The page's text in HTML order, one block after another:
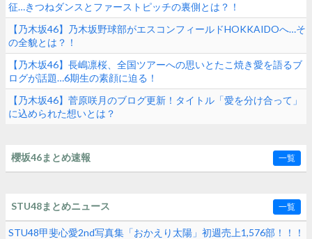
征…きつねダンスとファーストピッチの裏側とは？！
【乃木坂46】乃木坂野球部がエスコンフィールドHOKKAIDOへ…そ
の全貌とは？！
【乃木坂46】長嶋凛桜、全国ツアーへの思いとたこ焼き愛を語るブ
ログが話題…6期生の素顔に迫る！
【乃木坂46】菅原咲月のブログ更新！タイトル「愛を分け合って」
に込められた想いとは？
櫻坂46まとめ速報 一覧
STU48まとめニュース 一覧
STU48甲斐心愛2nd写真集「おかえり太陽」初週売上1,576部！！！